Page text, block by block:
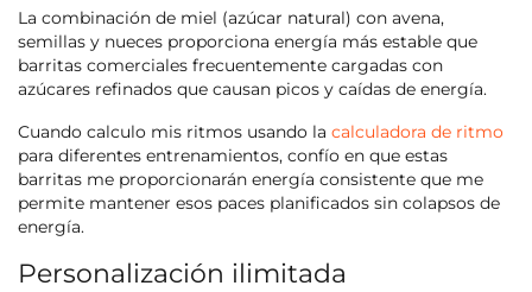
La combinación de miel (azúcar natural) con avena,
semillas y nueces proporciona energía más estable que
barritas comerciales frecuentemente cargadas con
azúcares refinados que causan picos y caídas de energía.
Cuando calculo mis ritmos usando la calculadora de ritmo
para diferentes entrenamientos, confío en que estas
barritas me proporcionarán energía consistente que me
permite mantener esos paces planificados sin colapsos de
energía.
Personalización ilimitada